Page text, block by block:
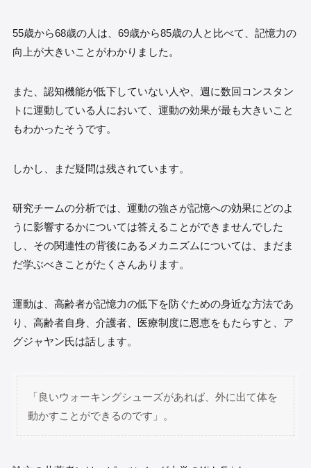
55歳から68歳の人は、69歳から85歳の人と比べて、記憶力の
向上が大きいことがわかりました。
また、認知機能が低下していない人や、週に数回コンスタン
トに運動している人において、運動の効果が最も大きいこと
もわかったそうです。
しかし、まだ疑問は残されています。
研究チームの分析では、運動の強さが記憶への効果にどのよ
うに影響するかについては答えることができませんでした
し、その関連性の背後にあるメカニズムについては、まだま
だ学ぶべきことがたくさんあります。
運動は、高齢者が記憶力の低下を防ぐための身近な方法であ
り、高齢者自身、介護者、医療制度に恩恵をもたらすと、ア
グジャヤン氏は話します。
「良いウォーキングシューズがあれば、外に出て体を
動かすことができるのです」。